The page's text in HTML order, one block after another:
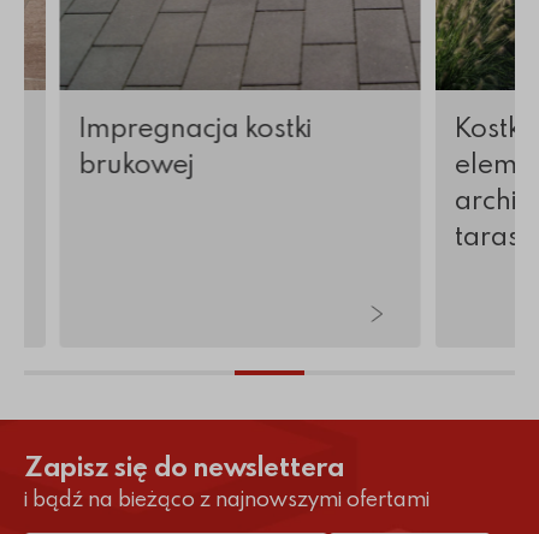
Impregnacja kostki
brukowej
tarasy
Zapisz się do newslettera
i bądź na bieżąco z najnowszymi ofertami